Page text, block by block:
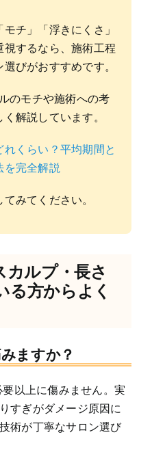
チ」「浮きにくさ」
視するなら、施術工程
びがおすすめです。
のモチや施術への考
解説しています。
くらい？平均期間と
を完全解説
みてください。
カルプ・長さ
る方からよく
ますか？
以上に傷みません。実
すぎがダメージ原因に
術が丁寧なサロン選び